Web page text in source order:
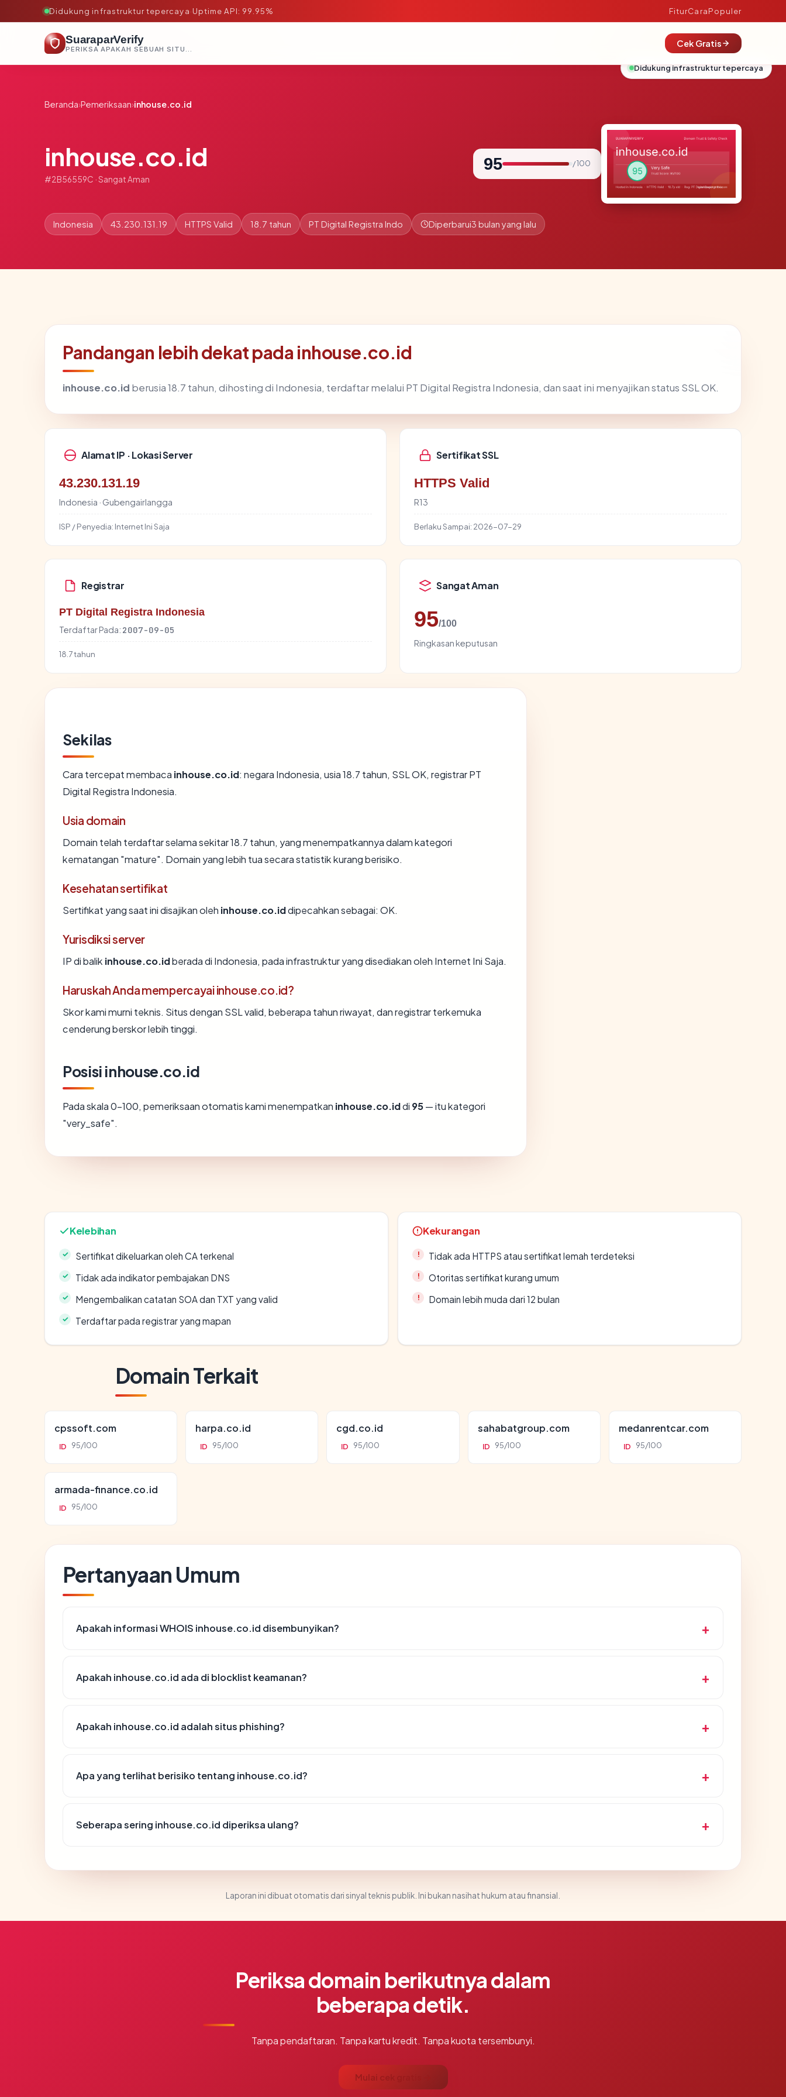
Didukung infrastruktur tepercaya·Uptime API: 99.95% FiturCaraPopuler
SuaraparVerify
PERIKSA APAKAH SEBUAH SITUS AMAN, TEPERCAYA, DAN TERVERIFIKASI DALAM HITUNGAN DETIK.
Cek Gratis
Beranda›Pemeriksaan›inhouse.co.id
inhouse.co.id
#2B56559C · Sangat Aman
95 / 100
Indonesia 43.230.131.19 HTTPS Valid 18.7 tahun PT Digital Registra Indo Diperbarui3 bulan yang lalu
Pandangan lebih dekat pada inhouse.co.id
inhouse.co.id berusia 18.7 tahun, dihosting di Indonesia, terdaftar melalui PT Digital Registra Indonesia, dan saat ini menyajikan status SSL OK.
Alamat IP · Lokasi Server
43.230.131.19
Indonesia · Gubengairlangga
ISP / Penyedia: Internet Ini Saja
Sertifikat SSL
HTTPS Valid
R13
Berlaku Sampai: 2026-07-29
Registrar
PT Digital Registra Indonesia
Terdaftar Pada: 2007-09-05
18.7 tahun
Sangat Aman
95/100
Ringkasan keputusan
Sekilas
Cara tercepat membaca inhouse.co.id: negara Indonesia, usia 18.7 tahun, SSL OK, registrar PT
Digital Registra Indonesia.
Usia domain
Domain telah terdaftar selama sekitar 18.7 tahun, yang menempatkannya dalam kategori
kematangan "mature". Domain yang lebih tua secara statistik kurang berisiko.
Kesehatan sertifikat
Sertifikat yang saat ini disajikan oleh inhouse.co.iddipecahkan sebagai: OK.
Yurisdiksi server
IP di balik inhouse.co.idberada di Indonesia, pada infrastruktur yang disediakan oleh Internet Ini Saja.
Haruskah Anda mempercayai inhouse.co.id?
Skor kami murni teknis. Situs dengan SSL valid, beberapa tahun riwayat, dan registrar terkemuka
cenderung berskor lebih tinggi.
Posisi inhouse.co.id
Pada skala 0-100, pemeriksaan otomatis kami menempatkan inhouse.co.iddi 95— itu kategori
"very_safe".
Kelebihan
Sertifikat dikeluarkan oleh CA terkenal
Tidak ada indikator pembajakan DNS
Mengembalikan catatan SOA dan TXT yang valid
Terdaftar pada registrar yang mapan
Kekurangan
Tidak ada HTTPS atau sertifikat lemah terdeteksi
Otoritas sertifikat kurang umum
Domain lebih muda dari 12 bulan
Domain Terkait
cpssoft.com
ID 95/100
harpa.co.id
ID 95/100
cgd.co.id
ID 95/100
sahabatgroup.com
ID 95/100
medanrentcar.com
ID 95/100
armada-finance.co.id
ID 95/100
Pertanyaan Umum
Apakah informasi WHOIS inhouse.co.id disembunyikan?
Apakah inhouse.co.id ada di blocklist keamanan?
Apakah inhouse.co.id adalah situs phishing?
Apa yang terlihat berisiko tentang inhouse.co.id?
Seberapa sering inhouse.co.id diperiksa ulang?
Laporan ini dibuat otomatis dari sinyal teknis publik. Ini bukan nasihat hukum atau finansial.
Periksa domain berikutnya dalam
beberapa detik.
Tanpa pendaftaran. Tanpa kartu kredit. Tanpa kuota tersembunyi.
Mulai cek gratis →
Didukung infrastruktur tepercaya